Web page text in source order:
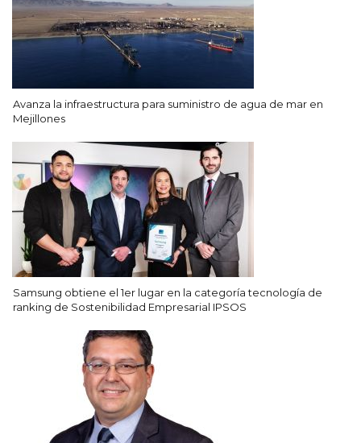
Avanza la infraestructura para suministro de agua de mar en
Mejillones
Samsung obtiene el 1er lugar en la categoría tecnología de
ranking de Sostenibilidad Empresarial IPSOS